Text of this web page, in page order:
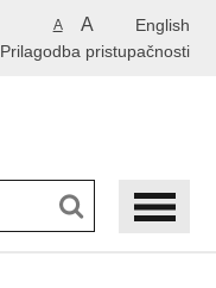
English
A A
Prilagodba pristupačnosti